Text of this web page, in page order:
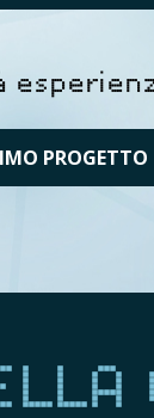
PROGETTO